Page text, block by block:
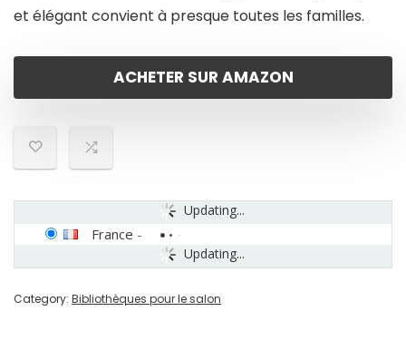
et élégant convient à presque toutes les familles.
ACHETER SUR AMAZON
Updating...
Updating...
France -
Category: Bibliothèques pour le salon